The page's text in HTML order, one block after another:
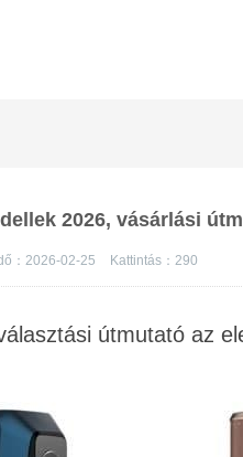
2026, vásárlási
：2026-02-25 Kattintás： 290
útmutató az